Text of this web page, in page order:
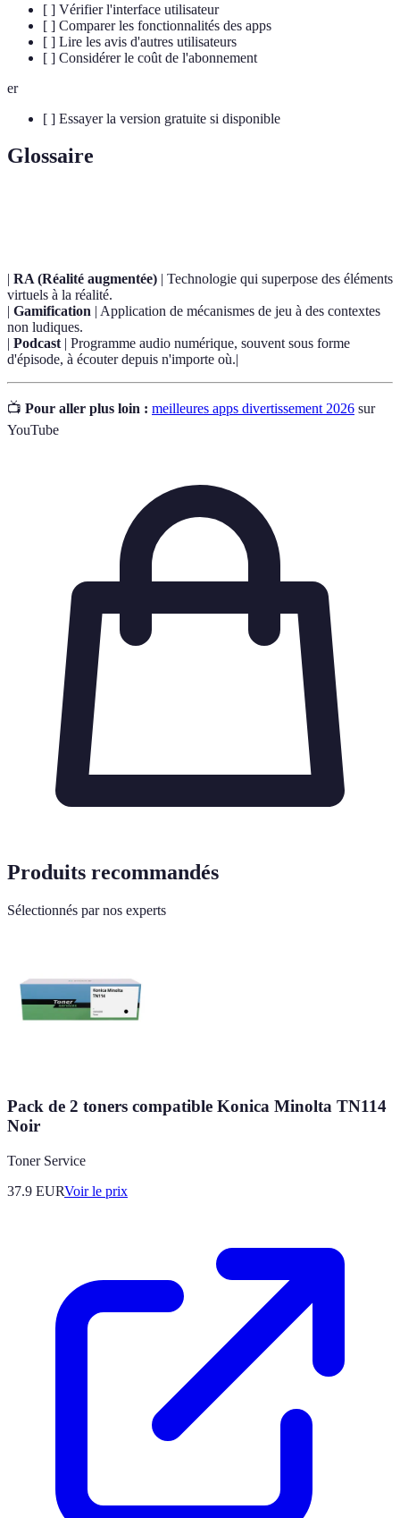
[ ] Vérifier l'interface utilisateur
[ ] Comparer les fonctionnalités des apps
[ ] Lire les avis d'autres utilisateurs
[ ] Considérer le coût de l'abonnement
er
[ ] Essayer la version gratuite si disponible
Glossaire
| RA (Réalité augmentée) | Technologie qui superpose des éléments
virtuels à la réalité.
| Gamification | Application de mécanismes de jeu à des contextes
non ludiques.
| Podcast| Programme audio numérique, souvent sous forme
d'épisode, à écouter depuis n'importe où.|
📺 Pour aller plus loin : meilleures apps divertissement 2026 sur
YouTube
Produits recommandés
Sélectionnés par nos experts
Pack de 2 toners compatible Konica Minolta TN114
Noir
Toner Service
37.9 EURVoir le prix